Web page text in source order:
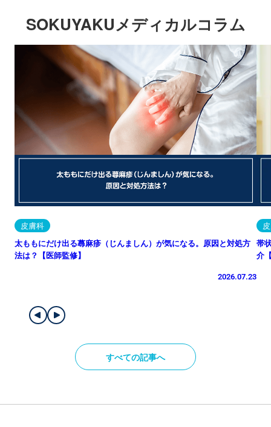
SOKUYAKUメディカルコラム
皮膚科
太ももにだけ出る蕁麻疹（じんましん）が気になる。原因と対処方
法は？【医師監修】
2026.07.23
帯
介
すべての記事へ